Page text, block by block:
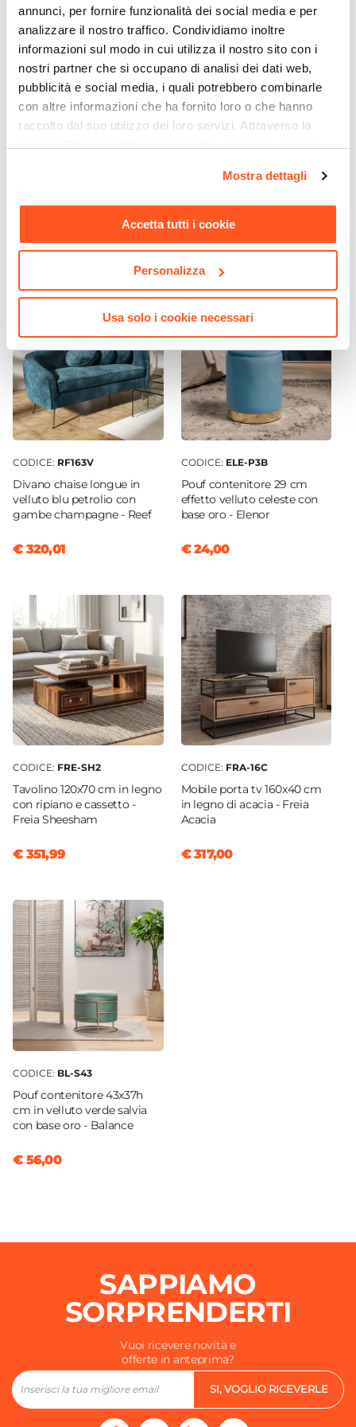
annunci, per fornire funzionalità dei social media e per
analizzare il nostro traffico. Condividiamo inoltre
informazioni sul modo in cui utilizza il nostro sito con i
nostri partner che si occupano di analisi dei dati web,
pubblicità e social media, i quali potrebbero combinarle
con altre informazioni che ha fornito loro o che hanno
raccolto dal suo utilizzo dei loro servizi. Attraverso la
momento. Per maggiori informazioni si invita a leggere la
Mostra dettagli
Accetta tutti i cookie
Personalizza
Usa solo i cookie necessari
1 cassetto
Sistema Di Apertura
Maniglia
Caratteristiche
Con portabottiglie
CODICE:FRE-26XN
Tavolo allungabile 160-
Freia Mango
€ 573,00
CODICE:FR-174
Parete attrezzata 174 cm in
- Freia Sheesham
€ 497,00
CODICE: RF163V
Divano chaise longue in
velluto blu petrolio con
gambe champagne - Reef
€ 320,01
CODICE: ELE-P3B
Pouf contenitore 29 cm
effetto velluto celeste con
base oro - Elenor
€ 24,00
CODICE: FRE-SH2
Tavolino 120x70 cm in legno
con ripiano e cassetto -
Freia Sheesham
€ 351,99
CODICE: FRA-16C
Mobile porta tv 160x40 cm
in legno di acacia - Freia
Acacia
€ 317,00
CODICE: BL-S43
Pouf contenitore 43x37h
cm in velluto verde salvia
con base oro - Balance
€ 56,00
SAPPIAMO
SORPRENDERTI
Vuoi ricevere novità e
offerte in anteprima?
SI, VOGLIO RICEVERLE